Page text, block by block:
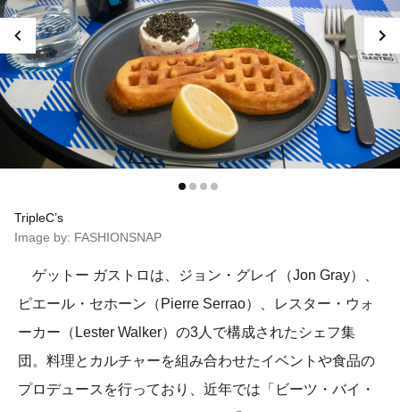
TripleC’s
Image by: FASHIONSNAP
ゲットー ガストロは、ジョン・グレイ（Jon Gray）、
ピエール・セホーン（Pierre Serrao）、レスター・ウォ
ーカー（Lester Walker）の3人で構成されたシェフ集
団。料理とカルチャーを組み合わせたイベントや食品の
プロデュースを行っており、近年では「ビーツ・バイ・